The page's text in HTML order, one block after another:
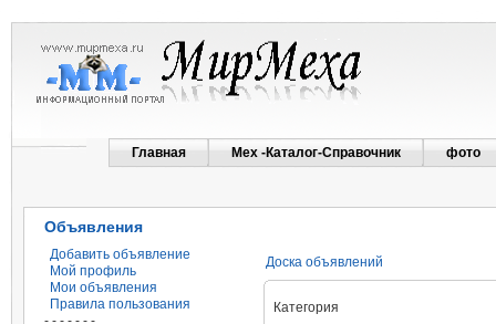
Главная Мех -Каталог-Справочник фото
Объявления
Добавить объявление
Мой профиль
Мои объявления
Правила пользования
- - - - - - -
Доска объявлений
Категория